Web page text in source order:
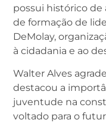
possui histórico de
de formação de
DeMolay,
à cidadania e ao
Walter Alves
destacou a
juventude na
voltado para o